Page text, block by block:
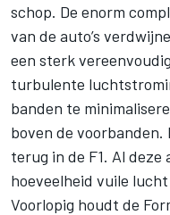
schop. De enorm
van de auto’s
een sterk
turbulente
banden te
boven de
terug in de F1. Al deze
hoeveelheid vuile
Voorlopig houdt de